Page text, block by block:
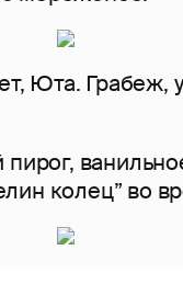
Юта. Грабеж,
колец” во